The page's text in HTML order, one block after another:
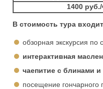
1400
В стоимость тура
обзорная экскурсия по
интерактивная
чаепитие с блинами
посещение гончарного